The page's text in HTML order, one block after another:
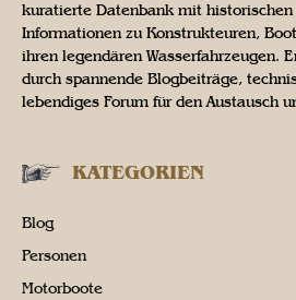
kuratierte Datenbank mit historischen
Informationen zu Konstrukteuren,
ihren legendären Wasserfahrzeugen.
durch spannende Blogbeiträge,
lebendiges Forum für den Austausch
KATEGORIEN
Blog
Personen
Motorboote